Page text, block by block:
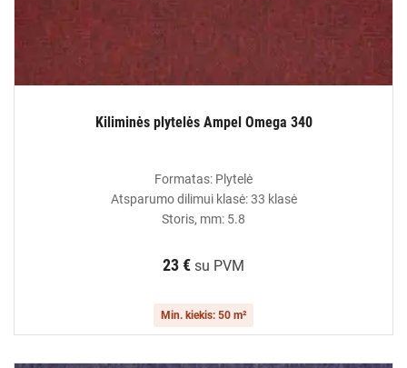
Kiliminės plytelės Ampel Omega 340
Formatas: Plytelė
Atsparumo dilimui klasė: 33 klasė
Storis, mm: 5.8
23 € su PVM
Min. kiekis: 50 m²